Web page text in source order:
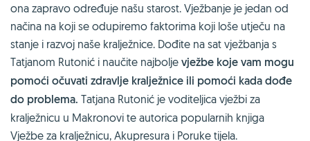
ona zapravo određuje našu starost. Vježbanje je jedan od
načina na koji se odupiremo faktorima koji loše utječu na
stanje i razvoj naše kralježnice. Dođite na sat vježbanja s
Tatjanom Rutonić i naučite najbolje vježbe koje vam mogu
pomoći očuvati zdravlje kralježnice ili pomoći kada dođe
do problema. Tatjana Rutonić je voditeljica vježbi za
kralježnicu u Makronovi te autorica popularnih knjiga
Vježbe za kralježnicu, Akupresura i Poruke tijela.